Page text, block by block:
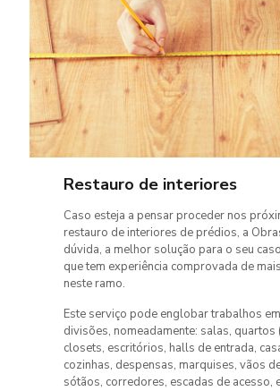
Restauro de interiores
Caso esteja a pensar proceder nos
restauro de interiores de prédios, a
dúvida, a melhor solução para o seu
que tem experiência comprovada de
neste ramo.
Este serviço pode englobar trabalhos
divisões, nomeadamente: salas, quartos
closets, escritórios, halls de entrada,
cozinhas, despensas, marquises, vãos
sótãos, corredores, escadas de acesso,